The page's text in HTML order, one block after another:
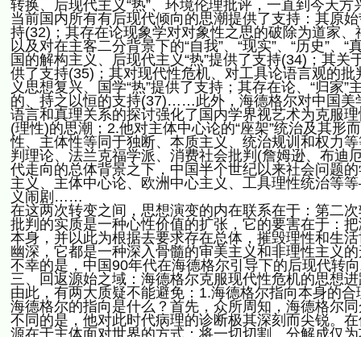
转换、后现代主义“热”、环境伦理批评，一直到今天
当前国内所有有后现代倾向的思潮提供了支持：其原
持(32)；其存在论现象学对对象性之思的破除为道家
以及对在主客二分背景下的“自我”、“现实”、“历史”、“
国的解构主义、后现代主义“热”提供了支持(34)；其
供了支持(35)；其对现代性危机、对工具论语言观的
义思想复兴、国学“热”提供了支持；其存在论、“归家
的、持之以恒的支持(37)……此外，海德格尔对中国美
语言和真理关系的探讨强化了国内学界视艺术为克服
(理性)的思潮；2.他对主体中心论的“座架”统治及其
性、主体性等同于独断、本质主义、统治规训和权力
判理论、法兰克福学派、消费社会批判(詹姆逊、布迪
代走向的总体背景之下，中国半个世纪以来社会问题
主义、主体中心论、欧洲中心主义、工具理性统治等
义闹剧……
在这两次转变之间，思想演变的内在联系在于：第二
批判的实质是一种心性价值的扩张，它的要害在于：
本身，并以此为根据去要求存在总体，摧毁理性和生
幽深，它都是一种深入骨髓的审美主义和非理性主义
不幸的是，中国90年代在海德格尔引导下的后现代转
三、回返源始之域：海德格尔克服现代性危机的思想进
由此，有两大质疑不能避免：1.海德格尔指向本身的
海德格尔的指向是什么？首先，众所周知，海德格尔
不同的是，他对此时代病理的诊断极其深刻而尖锐。
源在于主体面对世界的方式：将一切切割、分解成仅